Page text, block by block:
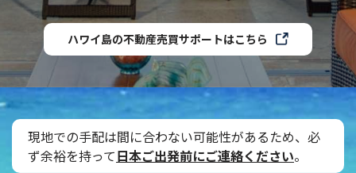
ハワイ島の不動産売買サポートはこちら
現地での手配は間に合わない可能性があるため、必
ず余裕を持って日本ご出発前にご連絡ください。